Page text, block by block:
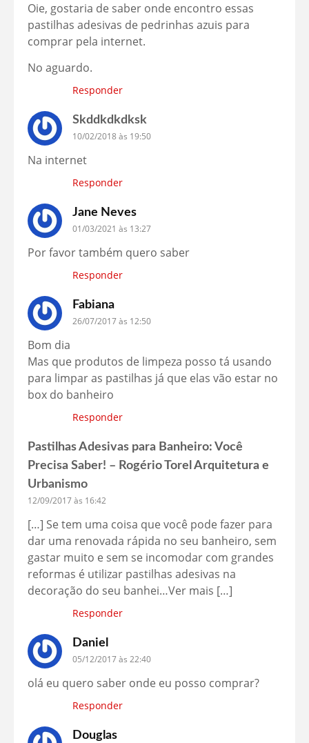
Oie, gostaria de saber onde encontro essas
pastilhas adesivas de pedrinhas azuis para
comprar pela internet.
No aguardo.
Responder
Skddkdkdksk
10/02/2018 às 19:50
Na internet
Responder
Jane Neves
01/03/2021 às 13:27
Por favor também quero saber
Responder
Fabiana
26/07/2017 às 12:50
Bom dia
Mas que produtos de limpeza posso tá usando
para limpar as pastilhas já que elas vão estar no
box do banheiro
Responder
Pastilhas Adesivas para Banheiro: Você
Precisa Saber! – Rogério Torel Arquitetura e
Urbanismo
12/09/2017 às 16:42
[…] Se tem uma coisa que você pode fazer para
dar uma renovada rápida no seu banheiro, sem
gastar muito e sem se incomodar com grandes
reformas é utilizar pastilhas adesivas na
decoração do seu banhei…Ver mais […]
Responder
Daniel
05/12/2017 às 22:40
olá eu quero saber onde eu posso comprar?
Responder
Douglas